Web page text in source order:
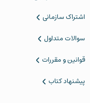
اشتراک سازمانی
سوالات متداول
قوانین و مقررات
پیشنهاد کتاب